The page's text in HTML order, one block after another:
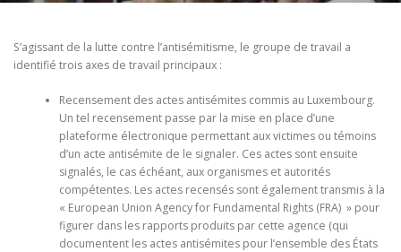
SIGNALEZ-NOUS
S’agissant de la lutte contre l’antisémitisme, le groupe de travail a
identifié trois axes de travail principaux :
Recensement des actes antisémites commis au Luxembourg.
Un tel recensement passe par la mise en place d’une
plateforme électronique permettant aux victimes ou témoins
d’un acte antisémite de le signaler. Ces actes sont ensuite
signalés, le cas échéant, aux organismes et autorités
compétentes. Les actes recensés sont également transmis à la
« European Union Agency for Fundamental Rights (FRA) » pour
figurer dans les rapports produits par cette agence (qui
documentent les actes antisémites pour l’ensemble des États